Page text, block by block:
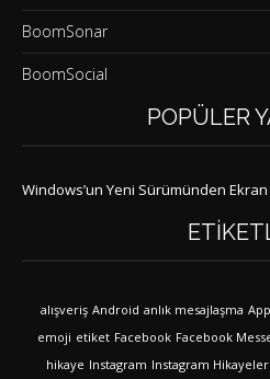
BoomSonar
BoomSocial
POPÜLER
Windows’un Yeni Sürümünden Ekran
alışveriş Android anlık mesajlaşma
emoji etiket Facebook Facebook
hikaye Instagram Instagram Hikayeler